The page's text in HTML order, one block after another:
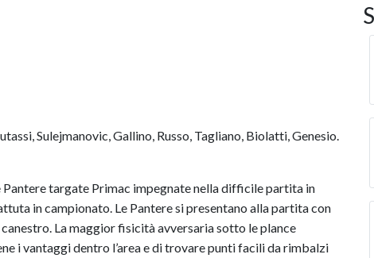
Sulejmanovic, Gallino, Russo, Tagliano, Biolatti, Genesio.
targate Primac impegnate nella difficile partita in
in campionato. Le Pantere si presentano alla partita con
La maggior fisicità avversaria sotto le plance
i vantaggi dentro l’area e di trovare punti facili da rimbalzi